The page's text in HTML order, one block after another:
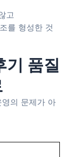
고
를 형성한 것
품질
의 문제가 아